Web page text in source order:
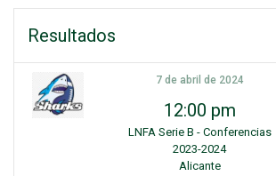
Resultados
7 de abril de 2024
12:00 pm
LNFA Serie B - Conferencias
2023-2024
Alicante